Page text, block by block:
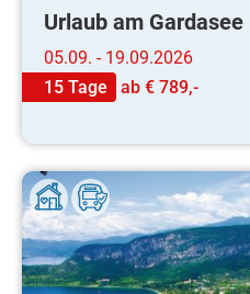
Urlaub am Gardasee
05.09. - 19.09.2026
15 Tage
ab € 789,-